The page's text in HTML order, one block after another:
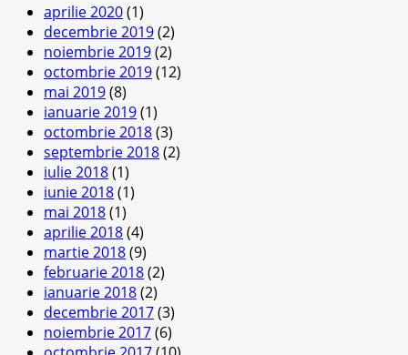
aprilie 2020(1)
decembrie 2019(2)
noiembrie 2019(2)
octombrie 2019(12)
mai 2019(8)
ianuarie 2019(1)
octombrie 2018(3)
septembrie 2018(2)
iulie 2018(1)
iunie 2018(1)
mai 2018(1)
aprilie 2018(4)
martie 2018(9)
februarie 2018(2)
ianuarie 2018(2)
decembrie 2017(3)
noiembrie 2017(6)